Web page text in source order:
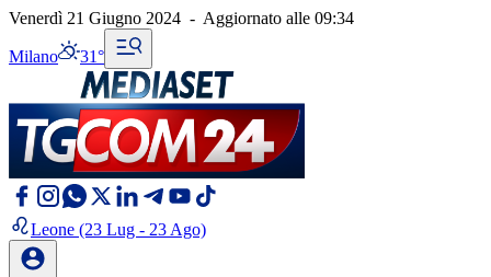
Venerdì 21 Giugno 2024 - Aggiornato alle 09:34
Milano 31°
Leone (23 Lug - 23 Ago)